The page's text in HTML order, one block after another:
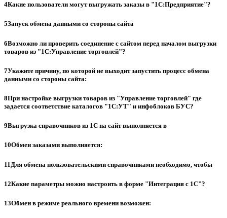
4Какие пользователи могут выгружать заказы в "1С:Предприятие"?
5Запуск обмена данными со стороны сайта
6Возможно ли проверить соединение с сайтом перед началом выгрузки
товаров из "1С:Управление торговлей"?
7Укажите причину, по которой не выходит запустить процесс обмена
данными со стороны сайта:
8При настройке выгрузки товаров из "Управление торговлей" где
задается соответствие каталогов "1С:УТ" и инфоблоков БУС?
9Выгрузка справочников из 1С на сайт выполняется в
10Обмен заказами выполняется:
11 Для обмена пользовательскими справочниками необходимо, чтобы
12Какие параметры можно настроить в форме "Интеграция с 1С"?
13Обмен в режиме реального времени возможен: